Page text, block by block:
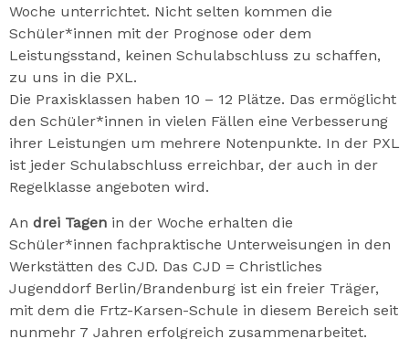
Woche unterrichtet. Nicht selten kommen die
Schüler*innen mit der Prognose oder dem
Leistungsstand, keinen Schulabschluss zu schaffen,
zu uns in die PXL.
Die Praxisklassen haben 10 – 12 Plätze. Das ermöglicht
den Schüler*innen in vielen Fällen eine Verbesserung
ihrer Leistungen um mehrere Notenpunkte. In der PXL
ist jeder Schulabschluss erreichbar, der auch in der
Regelklasse angeboten wird.
An drei Tagen in der Woche erhalten die
Schüler*innen fachpraktische Unterweisungen in den
Werkstätten des CJD. Das CJD = Christliches
Jugenddorf Berlin/Brandenburg ist ein freier Träger,
mit dem die Frtz-Karsen-Schule in diesem Bereich seit
nunmehr 7 Jahren erfolgreich zusammenarbeitet.